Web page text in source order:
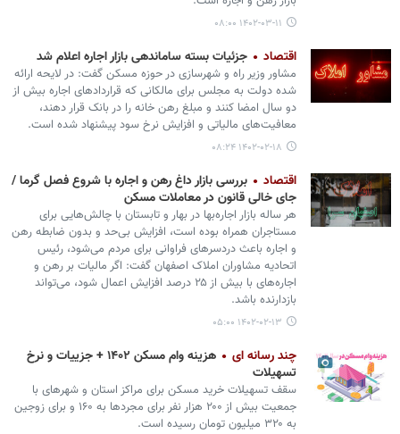
۱۴۰۲-۰۳-۱۱ ۰۸:۰۰
اقتصاد جزئیات بسته ساماندهی بازار اجاره اعلام شد
مشاور وزیر راه و شهرسازی در حوزه مسکن گفت: در لایحه ارائه
شده دولت به مجلس برای مالکانی که قراردادهای اجاره بیش از
دو سال امضا کنند و مبلغ رهن خانه را در بانک قرار دهند،
معافیت‌های مالیاتی و افزایش نرخ سود پیشنهاد شده است.
۱۴۰۲-۰۲-۱۸ ۰۸:۲۴
اقتصاد
بررسی بازار داغ رهن و اجاره با شروع فصل گرما /
جای خالی قانون در معاملات مسکن
هر ساله بازار اجاره‌بها در بهار و تابستان با چالش‌هایی برای
مستاجران همراه بوده است، افزایش بی‌حد و بدون ضابطه رهن
و اجاره باعث دردسرهای فراوانی برای مردم می‌شود، رئیس
اتحادیه مشاوران املاک اصفهان گفت: اگر مالیات بر رهن و
اجاره‌های با بیش از ۲۵ درصد افزایش اعمال شود، می‌تواند
بازدارنده باشد.
۱۴۰۲-۰۲-۱۳ ۰۵:۰۰
چند رسانه ای
هزینه وام مسکن ۱۴۰۲ + جزییات و نرخ
تسهیلات
سقف تسهیلات خرید مسکن برای مراکز استان و شهرهای با
جمعیت بیش از ۲۰۰ هزار نفر برای مجردها به ۱۶۰ و برای زوجین
به ۳۲۰ میلیون تومان رسیده است.